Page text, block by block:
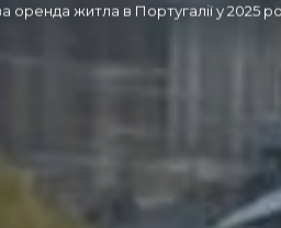
оренда житла в Португалії у 2025